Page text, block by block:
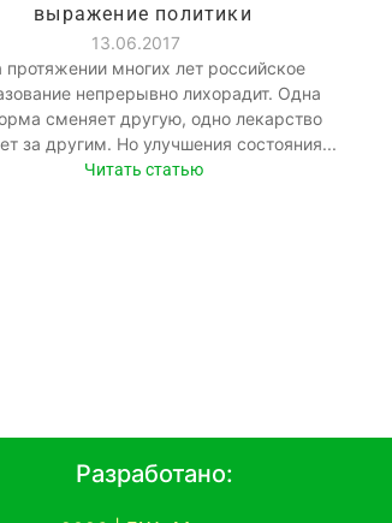
выражение политики
13.06.2017
протяжении многих лет российское
непрерывно лихорадит. Одна
сменяет другую, одно лекарство
за другим. Но улучшения состояния...
Читать статью
Разработано: